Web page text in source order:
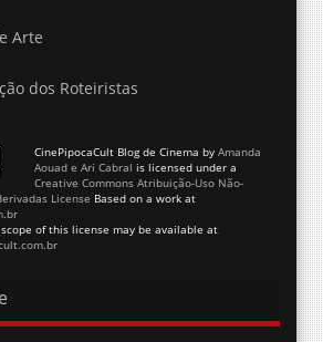
Arte
dos Roteiristas
CinePipocaCult Blog de Cinema by Amanda
Aouad e Ari Cabral is licensed under a
Creative Commons Atribuição-Uso Não-
License Based on a work at
of this license may be available at